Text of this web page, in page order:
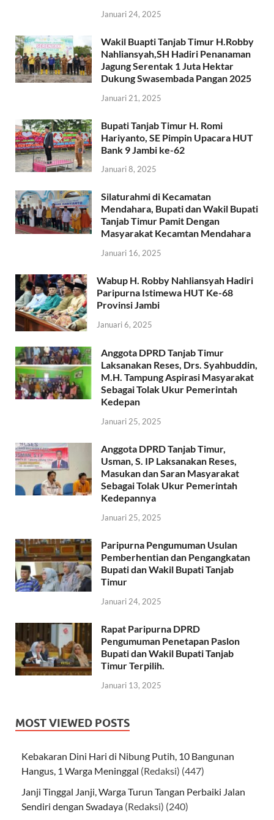
Januari 24, 2025
Wakil Buapti Tanjab Timur H.Robby
Nahliansyah,SH Hadiri Penanaman
Jagung Serentak 1 Juta Hektar
Dukung Swasembada Pangan 2025
Januari 21, 2025
Bupati Tanjab Timur H. Romi
Hariyanto, SE Pimpin Upacara HUT
Bank 9 Jambi ke-62
Januari 8, 2025
Silaturahmi di Kecamatan
Mendahara, Bupati dan Wakil Bupati
Tanjab Timur Pamit Dengan
Masyarakat Kecamtan Mendahara
Januari 16, 2025
Wabup H. Robby Nahliansyah Hadiri
Paripurna Istimewa HUT Ke-68
Provinsi Jambi
Januari 6, 2025
Anggota DPRD Tanjab Timur
Laksanakan Reses, Drs. Syahbuddin,
M.H. Tampung Aspirasi Masyarakat
Sebagai Tolak Ukur Pemerintah
Kedepan
Januari 25, 2025
Anggota DPRD Tanjab Timur,
Usman, S. IP Laksanakan Reses,
Masukan dan Saran Masyarakat
Sebagai Tolak Ukur Pemerintah
Kedepannya
Januari 25, 2025
Paripurna Pengumuman Usulan
Pemberhentian dan Pengangkatan
Bupati dan Wakil Bupati Tanjab
Timur
Januari 24, 2025
Rapat Paripurna DPRD
Pengumuman Penetapan Paslon
Bupati dan Wakil Bupati Tanjab
Timur Terpilih.
Januari 13, 2025
MOST VIEWED POSTS
Kebakaran Dini Hari di Nibung Putih, 10 Bangunan
Hangus, 1 Warga Meninggal (Redaksi) (447)
Janji Tinggal Janji, Warga Turun Tangan Perbaiki Jalan
Sendiri dengan Swadaya (Redaksi) (240)